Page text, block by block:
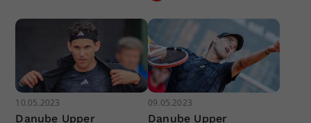
10.05.2023
Danube Upper
09.05.2023
Danube Upper